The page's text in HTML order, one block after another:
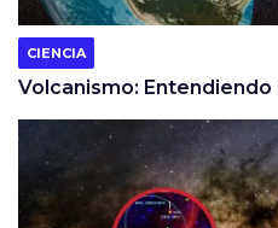
CIENCIA
Volcanismo: